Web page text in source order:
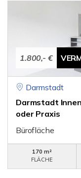
1.800,- €
Darmstadt
Darmstadt
oder Praxis
Bürofläche
170 m²
FLÄCHE